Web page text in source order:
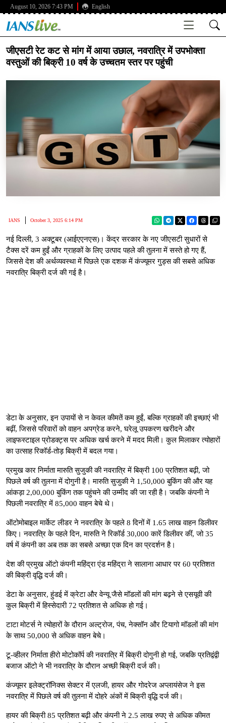
August 10, 2026 7:43 PM English
जीएसटी रेट कट से मांग में आया उछाल, नवरात्रि में उपभोक्ता
वस्तुओं की बिक्री 10 वर्ष के उच्चतम स्तर पर पहुंची
IANS October 3, 2025 6:14 PM
नई दिल्ली, 3 अक्टूबर (आईएएनएस)। केंद्र सरकार के नए जीएसटी सुधारों से
टैक्स दरें कम हुईं और ग्राहकों के लिए उत्पाद पहले की तुलना में सस्ते हो गए हैं,
जिससे देश की अर्थव्यवस्था में पिछले एक दशक में कंज्यूमर गुड्स की सबसे अधिक
नवरात्रि बिक्री दर्ज की गई है।
डेटा के अनुसार, इन उपायों से न केवल कीमतें कम हुईं, बल्कि ग्राहकों की इच्छाएं भी
बढ़ीं, जिससे परिवारों को वाहन अपग्रेड करने, घरेलू उपकरण खरीदने और
लाइफस्टाइल प्रोडक्ट्स पर अधिक खर्च करने में मदद मिली। कुल मिलाकर त्योहारों
का उत्साह रिकॉर्ड-तोड़ बिक्री में बदल गया।
प्रमुख कार निर्माता मारुति सुजुकी की नवरात्रि में बिक्री 100 प्रतिशत बढ़ी, जो
पिछले वर्ष की तुलना में दोगुनी है। मारुति सुजुकी ने 1,50,000 बुकिंग की और यह
आंकड़ा 2,00,000 बुकिंग तक पहुंचने की उम्मीद की जा रही है। जबकि कंपनी ने
पिछली नवरात्रि में 85,000 वाहन बेचे थे।
ऑटोमोबाइल मार्केट लीडर ने नवरात्रि के पहले 8 दिनों में 1.65 लाख वाहन डिलीवर
किए। नवरात्रि के पहले दिन, मारुति ने रिकॉर्ड 30,000 कारें डिलीवर कीं, जो 35
वर्ष में कंपनी का अब तक का सबसे अच्छा एक दिन का प्रदर्शन है।
देश की प्रमुख ऑटो कंपनी महिंद्रा एंड महिंद्रा ने सालाना आधार पर 60 प्रतिशत
की बिक्री वृद्धि दर्ज की।
डेटा के अनुसार, हुंडई में क्रेटा और वेन्यू जैसे मॉडलों की मांग बढ़ने से एसयूवी की
कुल बिक्री में हिस्सेदारी 72 प्रतिशत से अधिक हो गई।
टाटा मोटर्स ने त्योहारों के दौरान अल्ट्रोज, पंच, नेक्सॉन और टियागो मॉडलों की मांग
के साथ 50,000 से अधिक वाहन बेचे।
टू-व्हीलर निर्माता हीरो मोटोकॉर्प की नवरात्रि में बिक्री दोगुनी हो गई, जबकि प्रतिद्वंद्वी
बजाज ऑटो ने भी नवरात्रि के दौरान अच्छी बिक्री दर्ज की।
कंज्यूमर इलेक्ट्रॉनिक्स सेक्टर में एलजी, हायर और गोदरेज अप्लायंसेज ने इस
नवरात्रि में पिछले वर्ष की तुलना में दोहरे अंकों में बिक्री वृद्धि दर्ज की।
हायर की बिक्री 85 प्रतिशत बढ़ी और कंपनी ने 2.5 लाख रुपए से अधिक कीमत